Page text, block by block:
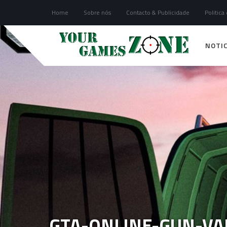
Home Sobre nós Contacto & Publicidade Politica